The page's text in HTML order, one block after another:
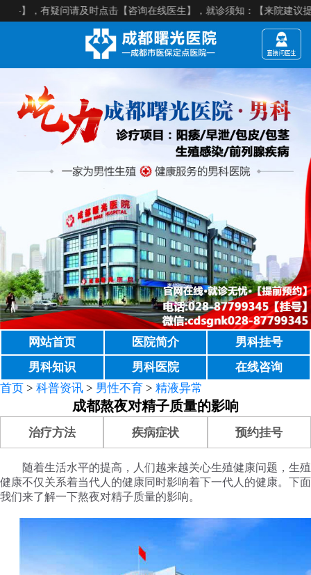
，有疑问请及时点击【咨询在线医生】，就诊须知：【来院建议提前
网站首页 医院简介
男科挂号
男科知识
男科医院
在线咨询
首页 > 科普资讯 > 男性不育 > 精液异常
成都熬夜对精子质量的影响
治疗方法 疾病症状 预约挂号
随着生活水平的提高，人们越来越关心生殖健康问题，生殖
健康不仅关系着当代人的健康同时影响着下一代人的健康。下面
我们来了解一下熬夜对精子质量的影响。